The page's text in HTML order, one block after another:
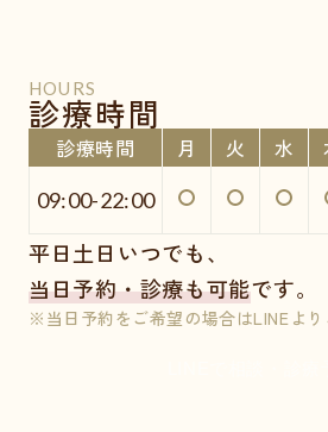
HOURS
診療時間
診療時間 月 火 水
09:00-22:00
平日土日いつでも、
当日予約・診療も可能です。
※当日予約をご希望の場合はLINEより